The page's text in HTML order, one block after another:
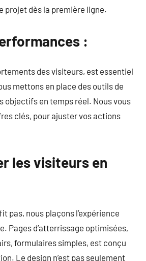
projet dès la première ligne.
:
des visiteurs, est essentiel
mettons en place des outils de
objectifs en temps réel. Nous vous
clés, pour ajuster vos actions
les visiteurs en
pas, nous plaçons l’expérience
Pages d’atterrissage optimisées,
formulaires simples, est conçu
Le design n’est pas seulement